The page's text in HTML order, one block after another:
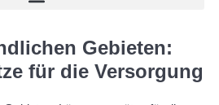
Gebieten:
für die Versorgung